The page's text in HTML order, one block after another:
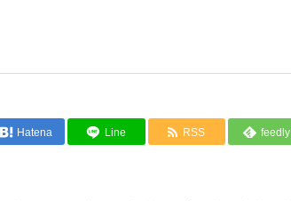
Hatena Line RSS feedly
と止水工事